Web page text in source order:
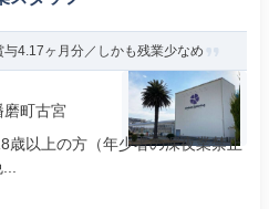
4.17ヶ月分／しかも残業少なめ
磨町古宮
歳以上の方（年少者の深夜業禁止